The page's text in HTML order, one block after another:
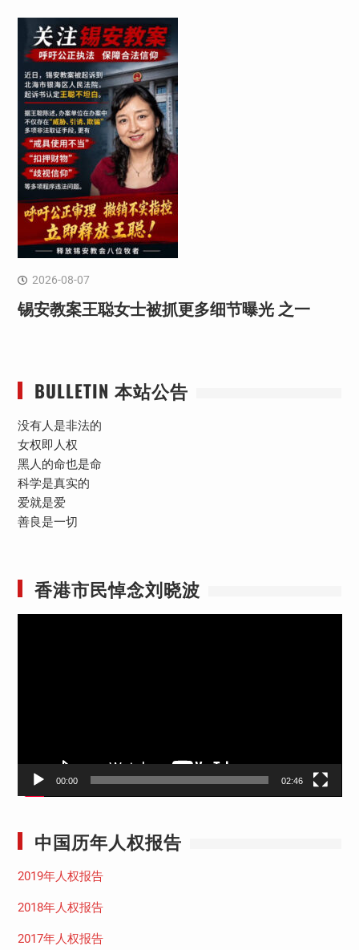
2026-08-07
锡安教案王聪女士被抓更多细节曝光 之一
BULLETIN 本站公告
没有人是非法的
女权即人权
黑人的命也是命
科学是真实的
爱就是爱
善良是一切
香港市民悼念刘晓波
00:00 02:46
中国历年人权报告
2019年人权报告
2018年人权报告
2017年人权报告